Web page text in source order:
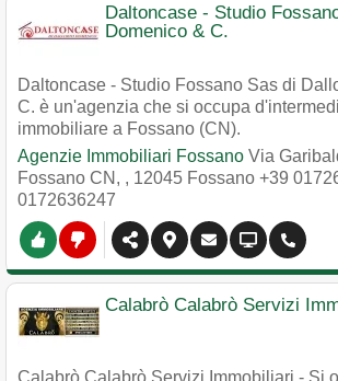
Daltoncase - Studio
Domenico & C.
Daltoncase - Studio Fossano Sas di
C. è un'agenzia che si occupa
immobiliare a Fossano (CN).
Agenzie Immobiliari Fossano Via
Fossano CN, , 12045 Fossano +39
0172636247
Calabrò Calabrò Servizi
Calabrò Calabrò Servizi Immobiliari - Si